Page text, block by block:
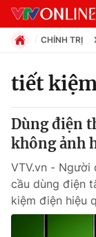
Chuyên mục
Chính trị
Xã hội
Pháp luật
CHÍNH TRỊ
tiết
Dùng điện
không ảnh
VTV.vn - Người
cầu dùng điện
kiệm điện hiệu